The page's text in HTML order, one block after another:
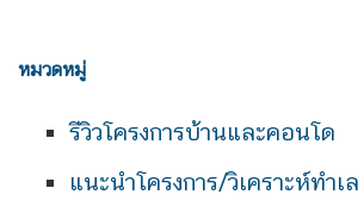
หมวดหมู่
รีวิวโครงการบ้านและคอนโด
แนะนำโครงการ/วิเคราะห์ทำเล